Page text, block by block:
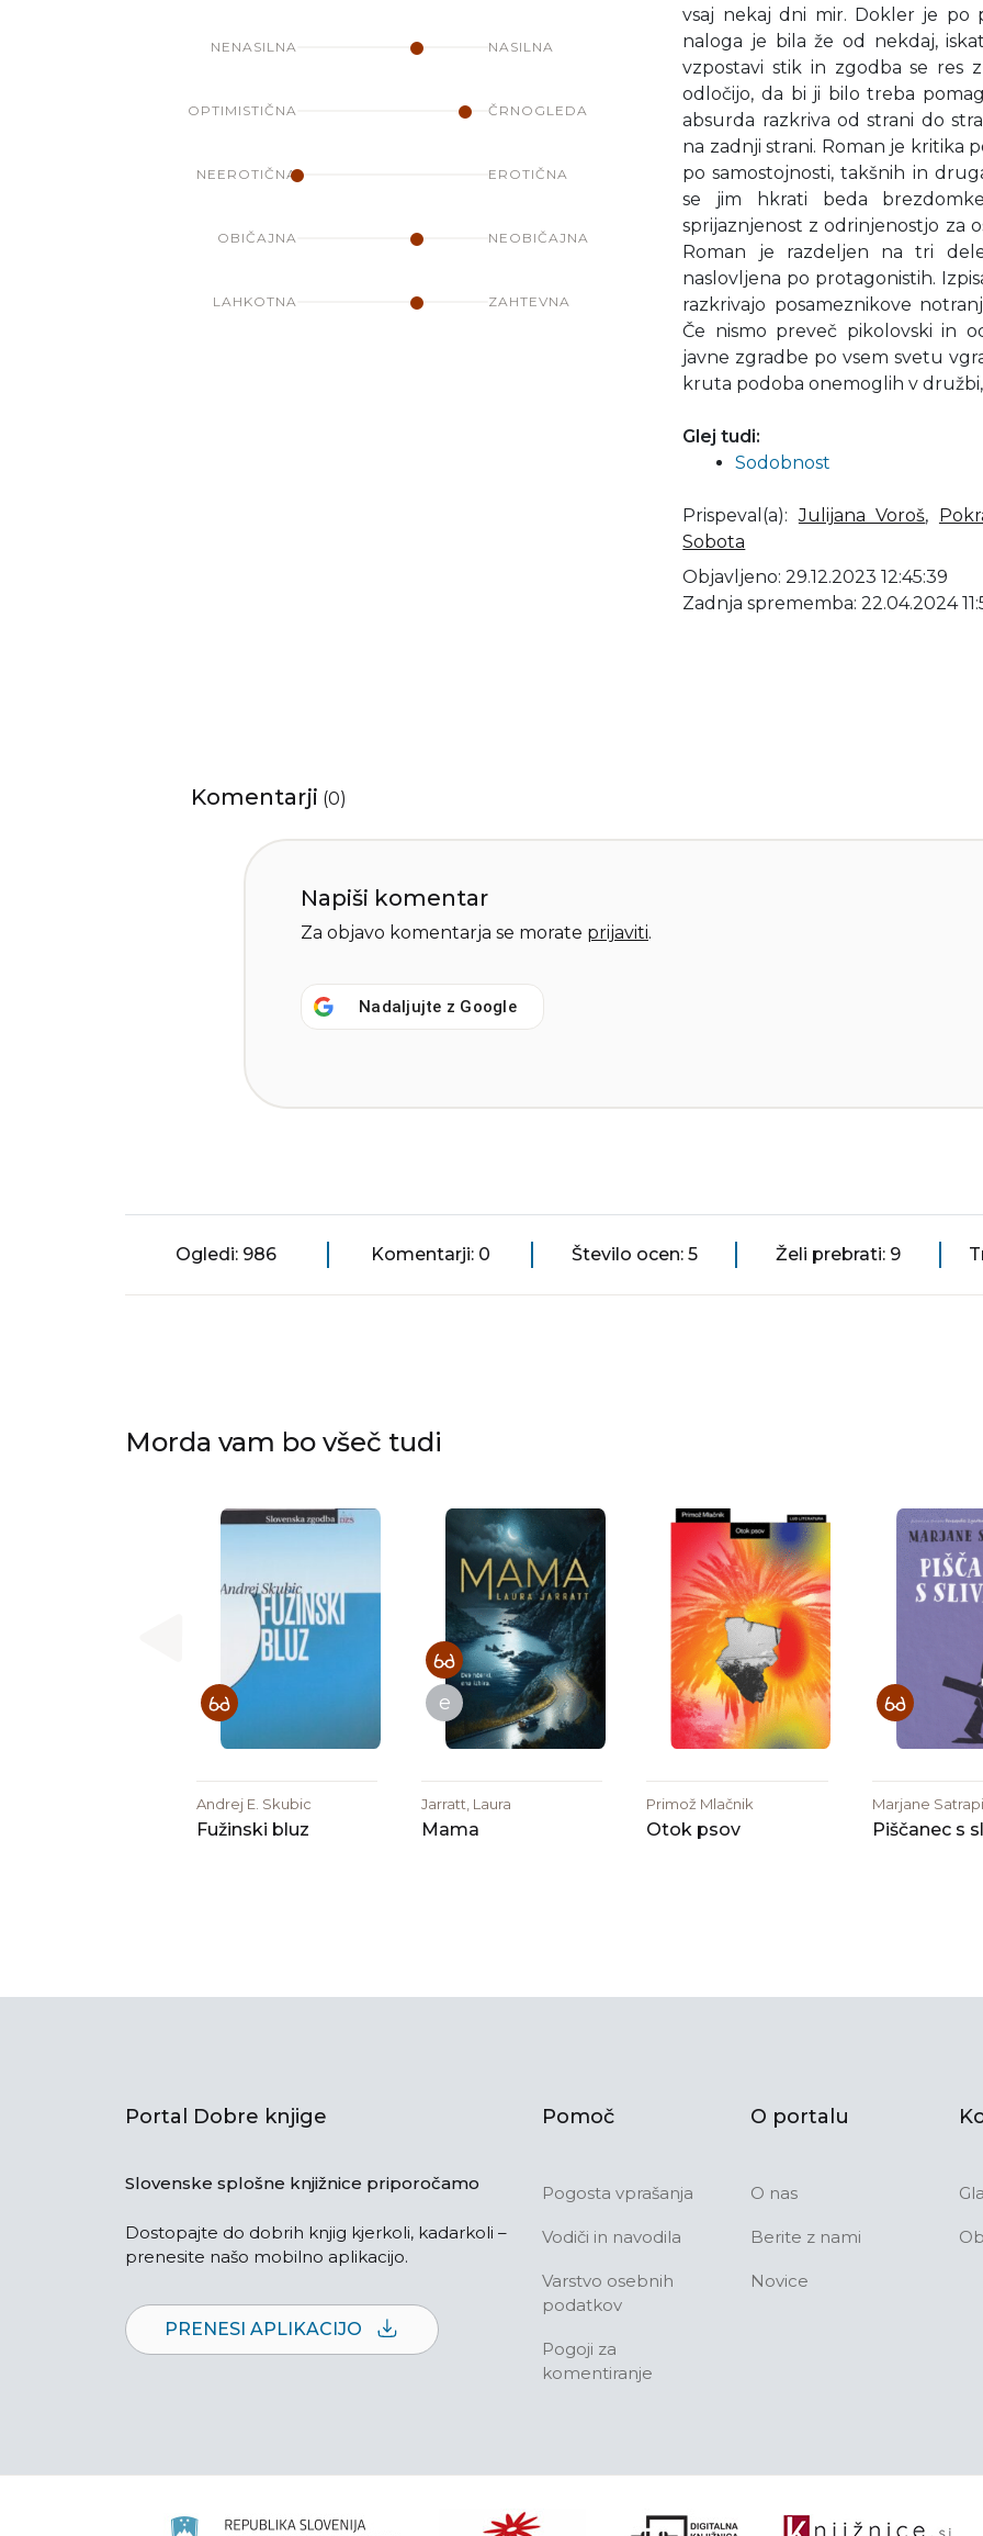
NENASILNA NASILNA
OPTIMISTIČNA ČRNOGLEDA
NEEROTIČNA EROTIČNA
OBIČAJNA NEOBIČAJNA
LAHKOTNA ZAHTEVNA
vsaj nekaj dni mir. Dokler je po
naloga je bila že od nekdaj,
vzpostavi stik in zgodba se res
odločijo, da bi ji bilo treba
absurda razkriva od strani do
na zadnji strani. Roman je kritika
po samostojnosti, takšnih in
se jim hkrati beda
sprijaznjenost z odrinjenostjo za
Roman je razdeljen na tri
naslovljena po protagonistih.
razkrivajo posameznikove
Če nismo preveč pikolovski in
javne zgradbe po vsem svetu
kruta podoba onemoglih v
Glej tudi:
Sodobnost
Prispeval(a):Julijana Voroš,
Sobota
Objavljeno: 29.12.2023 12:45:39
Zadnja sprememba: 22.04.2024
Komentarji (0)
Napiši komentar
Za objavo komentarja se morate prijaviti.
Nadaljujte z Google
Ogledi: 986 Komentarji: 0 Število ocen: 5 Želi prebrati: 9
Morda vam bo všeč tudi
Andrej E. Skubic
Fužinski bluz
e
Jarratt, Laura
Mama
Primož Mlačnik
Otok psov
Marjane Satrapi
Piščanec s
Portal Dobre knjige
Slovenske splošne knjižnice priporočamo
Dostopajte do dobrih knjig kjerkoli, kadarkoli –
prenesite našo mobilno aplikacijo.
PRENESI APLIKACIJO
Pomoč
Pogosta vprašanja
Vodiči in navodila
Varstvo osebnih
podatkov
Pogoji za
komentiranje
O portalu
O nas
Berite z nami
Novice